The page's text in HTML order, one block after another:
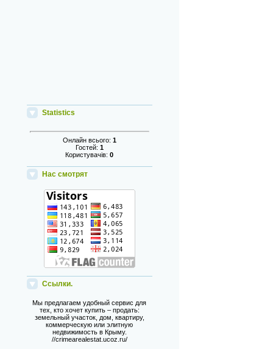
Statistics
Онлайн всього: 1
Гостей: 1
Користувачів:0
Нас смотрят
Ссылки.
Мы предлагаем удобный сервис для
тех, кто хочет купить – продать:
земельный участок, дом, квартиру,
коммерческую или элитную
недвижимость в Крыму.
//crimearealestat.ucoz.ru/